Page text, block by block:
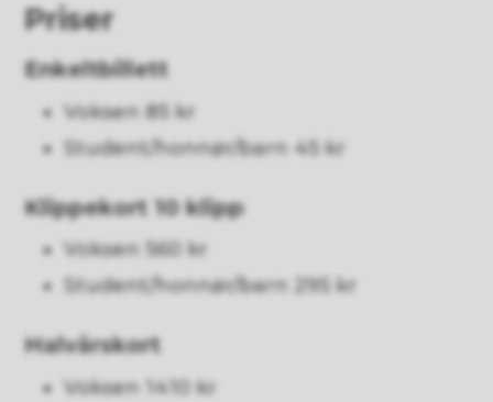
Priser
Enkeltbillett
Voksen 85 kr
Student/honnør/barn 45 kr
Klippekort 10 klipp
Voksen 560 kr
Student/honnør/barn 295 kr
Halvårskort
Voksen 1410 kr